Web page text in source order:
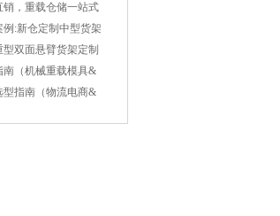
坑
销，重载仓储一站式
货架:新仓定制中型货架
认可双面悬臂货架定制
南（机械重载模具&
件篇）
型指南（物流电商&